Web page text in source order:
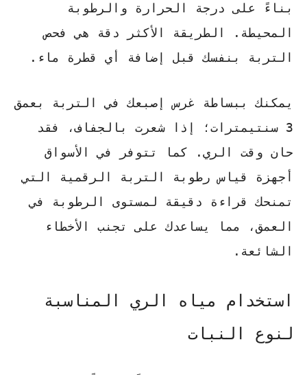
بناءً على درجة الحرارة والرطوبة
المحيطة. الطريقة الأكثر دقة هي فحص
التربة بنفسك قبل إضافة أي قطرة ماء.
يمكنك ببساطة غرس إصبعك في التربة بعمق
3 سنتيمترات؛ إذا شعرت بالجفاف، فقد
حان وقت الري. كما تتوفر في الأسواق
أجهزة قياس رطوبة التربة الرقمية التي
تمنحك قراءة دقيقة لمستوى الرطوبة في
العمق، مما يساعدك على تجنب الأخطاء
الشائعة.
استخدام مياه الري المناسبة
لنوع النبات